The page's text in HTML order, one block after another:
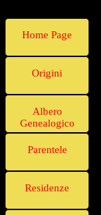
Home Page
Origini
Albero
Genealogico
Parentele
Residenze